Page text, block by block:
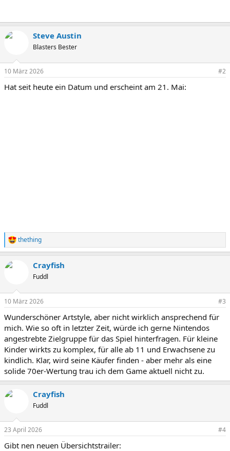
Steve Austin
Blasters Bester
10 März 2026 #2
Hat seit heute ein Datum und erscheint am 21. Mai:
R
e
k
o
n
e
n
:
thething
Crayfish
Fuddl
10 März 2026 #3
Wunderschöner Artstyle, aber nicht wirklich ansprechend für
mich. Wie so oft in letzter Zeit, würde ich gerne Nintendos
angestrebte Zielgruppe für das Spiel hinterfragen. Für kleine
Kinder wirkts zu komplex, für alle ab 11 und Erwachsene zu
kindlich. Klar, wird seine Käufer finden - aber mehr als eine
solide 70er-Wertung trau ich dem Game aktuell nicht zu.
Crayfish
Fuddl
23 April 2026 #4
Gibt nen neuen Übersichtstrailer: